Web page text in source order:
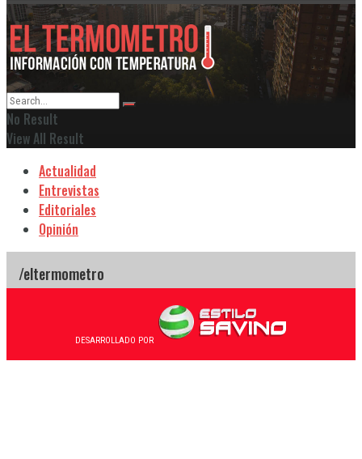
No Result
View All Result
Actualidad
Entrevistas
Editoriales
Opinión
DESARROLLADO POR